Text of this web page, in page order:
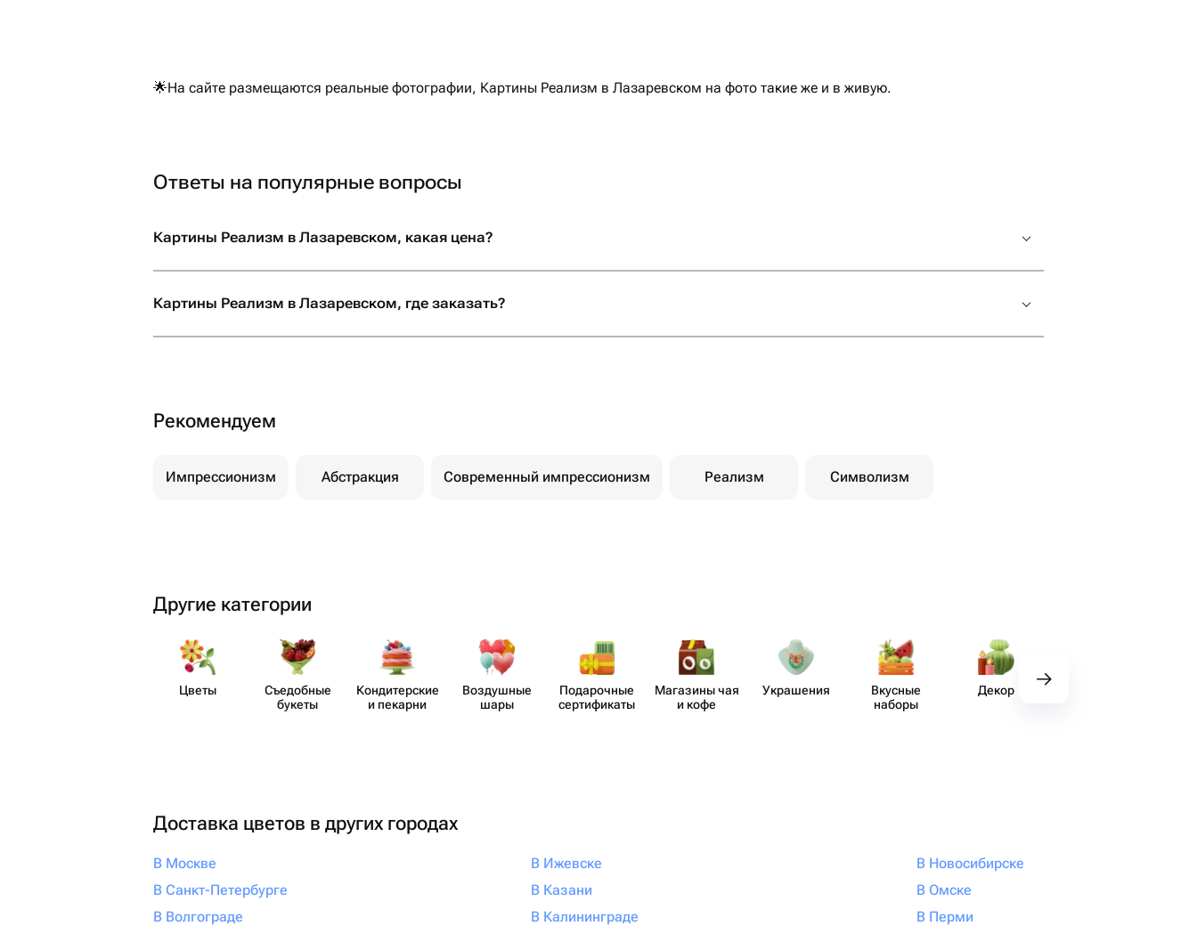
🌟На сайте размещаются реальные фотографии, Картины Реализм в Лазаревском на фото такие же и в живую.
Ответы на популярные вопросы
Картины Реализм в Лазаревском, какая цена?
Картины Реализм в Лазаревском, где заказать?
Рекомендуем
Импрессионизм Абстракция Современный импрессионизм Реализм Символизм
Другие категории
Цветы
Съедобные
букеты
Кондит​ерские
и пекарни
Воздушные
шары
Пода​рочные
серти​фикаты
Магазины чая
и кофе
Украшения
Вкусные
наборы
Декор
Доставка цветов в других городах
В Москве
В Санкт-Петербурге
В Волгограде
В Ижевске
В Казани
В Калининграде
В Новосибирске
В Омске
В Перми